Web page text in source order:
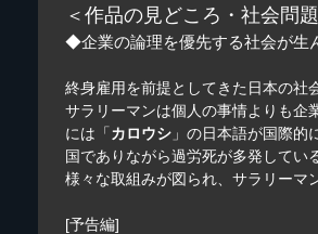
＜作品の見どころ・社会問
◆企業の論理を優先する社会が
終身雇用を前提としてきた日本の社
サラリーマンは個人の事情よりも企
には「カロウシ 」の日本語が国際
国でありながら過労死が多発して
様々な取組みが図られ、サラリーマ
[予告編]